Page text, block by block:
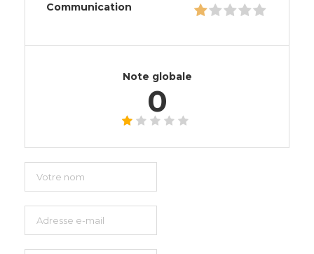
Communication
Note globale
0